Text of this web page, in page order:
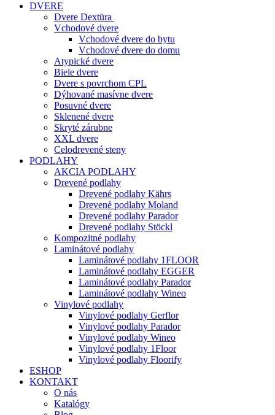
DVERE
Dvere Dextüra
Vchodové dvere
Vchodové dvere do bytu
Vchodové dvere do domu
Atypické dvere
Biele dvere
Dvere s povrchom CPL
Dýhované masívne dvere
Posuvné dvere
Sklenené dvere
Skryté zárubne
XXL dvere
Celodrevené steny
PODLAHY
AKCIA PODLAHY
Drevené podlahy
Drevené podlahy Kährs
Drevené podlahy Moland
Drevené podlahy Parador
Drevené podlahy Stöckl
Kompozitné podlahy
Laminátové podlahy
Laminátové podlahy 1FLOOR
Laminátové podlahy EGGER
Laminátové podlahy Parador
Laminátové podlahy Wineo
Vinylové podlahy
Vinylové podlahy Gerflor
Vinylové podlahy Parador
Vinylové podlahy Wineo
Vinylové podlahy 1Floor
Vinylové podlahy Floorify
ESHOP
KONTAKT
O nás
Katalógy